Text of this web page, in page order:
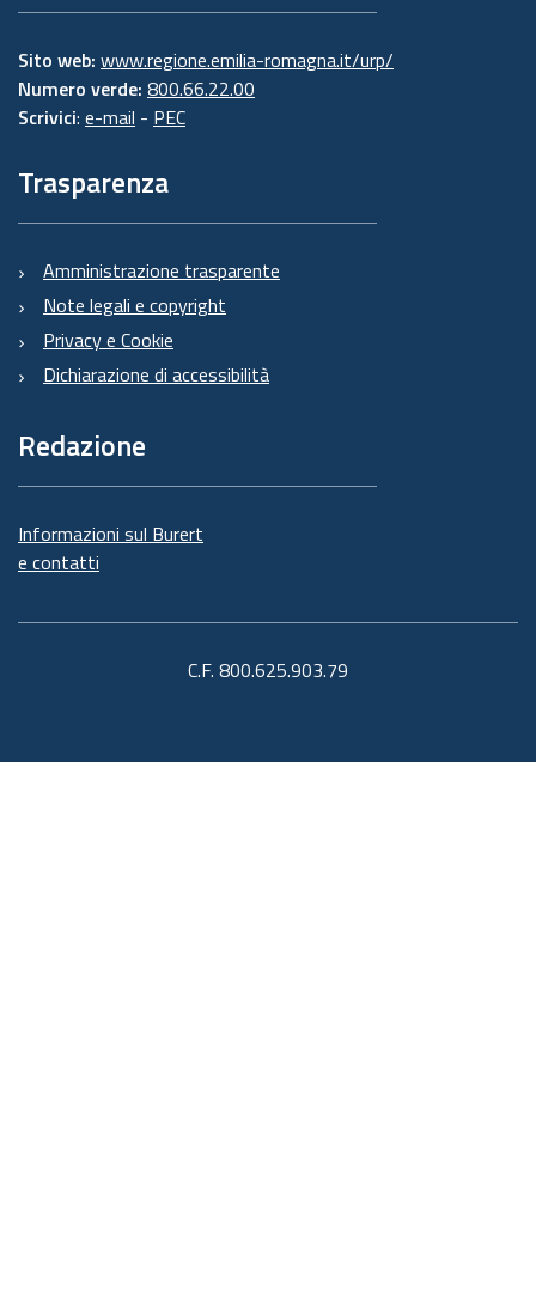
Sito web: www.regione.emilia-romagna.it/urp/
Numero verde: 800.66.22.00
Scrivici: e-mail - PEC
Trasparenza
Amministrazione trasparente
Note legali e copyright
Privacy e Cookie
Dichiarazione di accessibilità
Redazione
Informazioni sul Burert
e contatti
C.F. 800.625.903.79